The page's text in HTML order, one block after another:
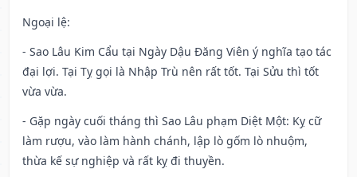
Ngoại lệ:
- Sao Lâu Kim Cẩu tại Ngày Dậu Đăng Viên ý nghĩa tạo tác
đại lợi. Tại Tỵ gọi là Nhập Trù nên rất tốt. Tại Sửu thì tốt
vừa vừa.
- Gặp ngày cuối tháng thì Sao Lâu phạm Diệt Một: Kỵ cữ
làm rượu, vào làm hành chánh, lập lò gốm lò nhuộm,
thừa kế sự nghiệp và rất kỵ đi thuyền.